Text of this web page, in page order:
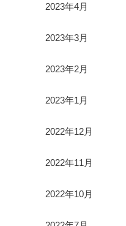
2023年4月
2023年3月
2023年2月
2023年1月
2022年12月
2022年11月
2022年10月